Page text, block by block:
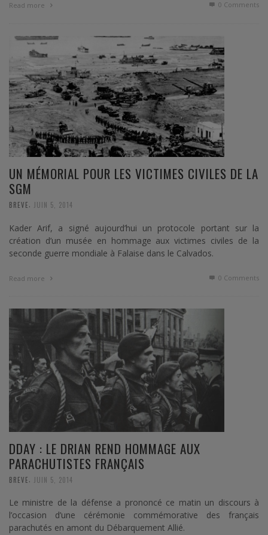
Read more 0 Comments
UN MÉMORIAL POUR LES VICTIMES CIVILES DE LA
SGM
BREVE JUIN 5, 2014
Kader Arif, a signé aujourd’hui un protocole portant sur la
création d’un musée en hommage aux victimes civiles de la
seconde guerre mondiale à Falaise dans le Calvados.
Read more 0 Comments
DDAY : LE DRIAN REND HOMMAGE AUX
PARACHUTISTES FRANÇAIS
BREVE JUIN 5, 2014
Le ministre de la défense a prononcé ce matin un discours à
l’occasion d’une cérémonie commémorative des français
parachutés en amont du Débarquement Allié.